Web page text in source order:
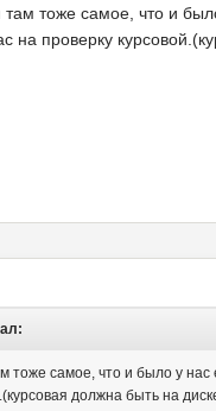
тоже самое, что и
на проверку
тоже самое, что и было у
должна быть на